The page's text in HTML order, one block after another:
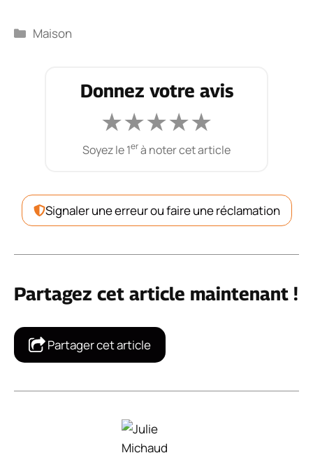
Catégories
Maison
Donnez votre avis
★★★★★
Soyez le 1erà noter cet article
Signaler une erreur ou faire une réclamation
Partagez cet article maintenant !
Partager cet article